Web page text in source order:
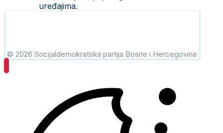
uređajima.
© 2026 Socijaldemokratska partija Bosne i Hercegovine